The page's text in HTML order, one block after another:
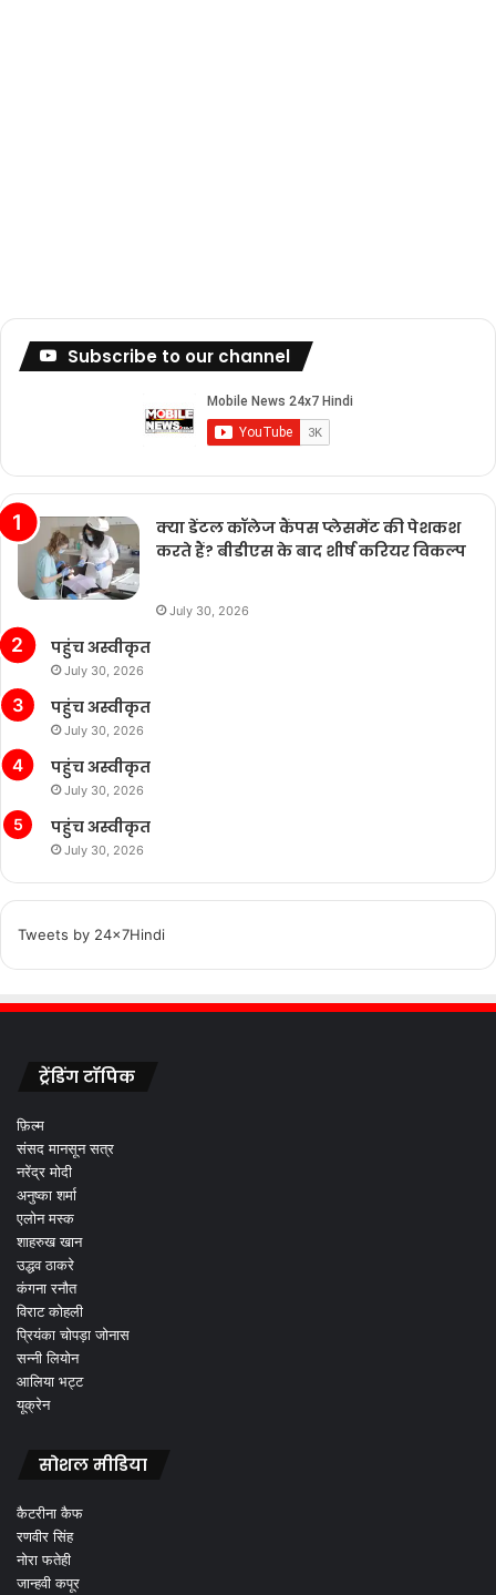
Subscribe to our channel
क्या डेंटल कॉलेज कैंपस प्लेसमेंट की पेशकश
करते हैं? बीडीएस के बाद शीर्ष करियर विकल्प
July 30, 2026
पहुंच अस्वीकृत
July 30, 2026
पहुंच अस्वीकृत
July 30, 2026
पहुंच अस्वीकृत
July 30, 2026
पहुंच अस्वीकृत
July 30, 2026
Tweets by 24x7Hindi
ट्रेंडिंग टॉपिक
फ़िल्म
संसद मानसून सत्र
नरेंद्र मोदी
अनुष्का शर्मा
एलोन मस्क
शाहरुख खान
उद्धव ठाकरे
कंगना रनौत
विराट कोहली
प्रियंका चोपड़ा जोनास
सन्नी लियोन
आलिया भट्ट
यूक्रेन
सोशल मीडिया
कैटरीना कैफ
रणवीर सिंह
नोरा फतेही
जान्हवी कपूर